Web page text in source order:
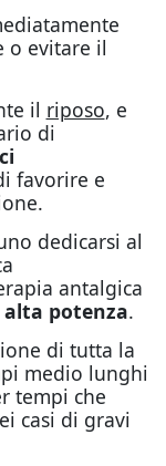
o evitare il
il riposo, e
di
favorire e
dedicarsi al
antalgica
alta potenza.
di tutta la
medio lunghi
tempi che
casi di gravi